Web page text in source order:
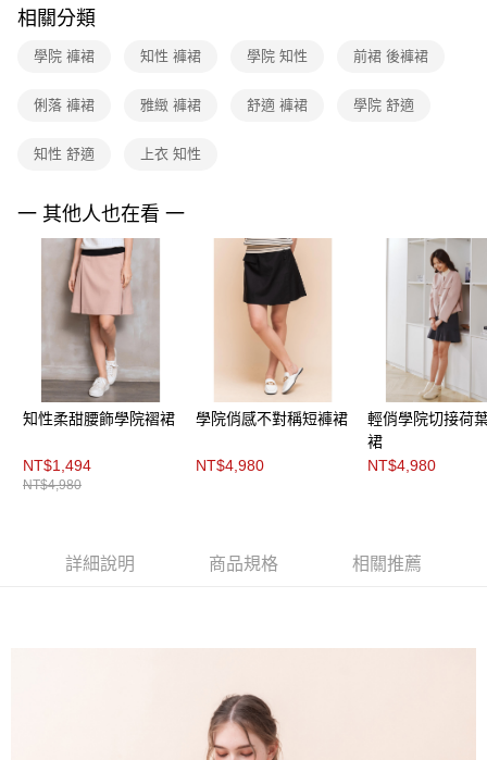
※ 請注意：結帳手續完成當下不需立刻繳費，但若您需要取消訂單，請聯絡
後付繳納相關費用。
是否繳費成功／繳費後需取消欲退款等相關疑問，請聯繫「AFTEE先享後付
【注意事項】
權轉讓予恩沛科技股份有限公司。
２．關於個人資料處理事宜，請瀏覽以下網址：
https://aftee.tw/terms/#terms3
３．未成年的使用者請事先徵得法定代理人或監護人之同意方可使用
「AFTEE先享後付」，若未經同意申辦者引起之損失，本公司不負相關責
４．使用「AFTEE先享後付」時，將依據個別帳號之用戶狀況，依本公司即
時審查核予不同之上限額度；若仍有額度不足之情形，本公司將視審查結果
請求用戶進行身份認證。
５．嚴禁一人註冊多個帳號或使用他人資訊註冊。若發現惡意使用之情形，
恩沛科技股份有限公司將有權停止該用戶之使用額度並採取法律行動。
黑貓宅配
每筆NT$200，滿NT$8,000(含以上)免運費
付款後門市自取
相關分類
學院 褲裙 知性 褲裙 學院 知性 前裙 後褲裙
俐落 褲裙 雅緻 褲裙 舒適 褲裙 學院 舒適
知性 舒適 上衣 知性
一 其他人也在看 一
知性柔甜腰飾學院褶裙
NT$1,494
NT$4,980
學院俏感不對稱短褲裙
NT$4,980
輕俏學院切接荷
裙
NT$4,980
詳細說明 商品規格 相關推薦